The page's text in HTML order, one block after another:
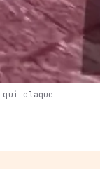
qui claque